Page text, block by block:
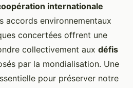
internationale
accords environnementaux
concertées offrent une
collectivement aux défis
par la mondialisation. Une
pour préserver notre